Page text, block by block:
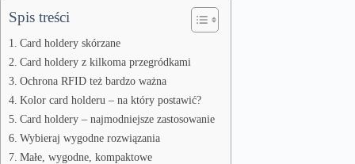
Spis treści
Card holdery skórzane
Card holdery z kilkoma przegródkami
Ochrona RFID też bardzo ważna
Kolor card holderu – na który postawić?
Card holdery – najmodniejsze zastosowanie
Wybieraj wygodne rozwiązania
Małe, wygodne, kompaktowe